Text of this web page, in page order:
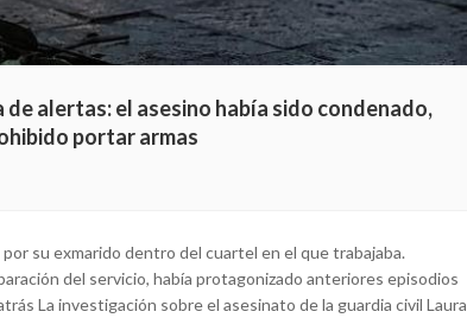
de alertas: el asesino había sido condenado,
portar armas
su exmarido dentro del cuartel en el que trabajaba.
del servicio, había protagonizado anteriores episodios
La investigación sobre el asesinato de la guardia civil Laura